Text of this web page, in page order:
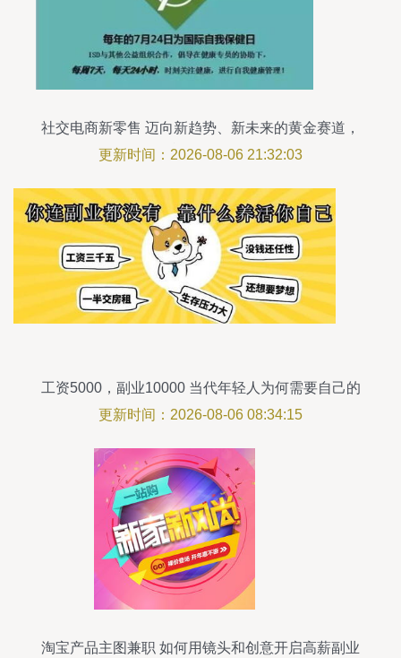
社交电商新零售 迈向新趋势、新未来的黄金赛道，
您准备好了吗？
更新时间：2026-08-06 21:32:03
工资5000，副业10000 当代年轻人为何需要自己的
Plan B
更新时间：2026-08-06 08:34:15
淘宝产品主图兼职 如何用镜头和创意开启高薪副业